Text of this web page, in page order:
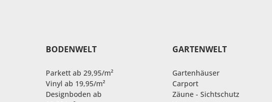
BODENWELT
Parkett ab 29,95/m²
Vinyl ab 19,95/m²
Designboden ab
GARTENWELT
Gartenhäuser
Carport
Zäune - Sichtschutz